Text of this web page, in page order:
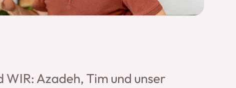
WIR: Azadeh, Tim und unser